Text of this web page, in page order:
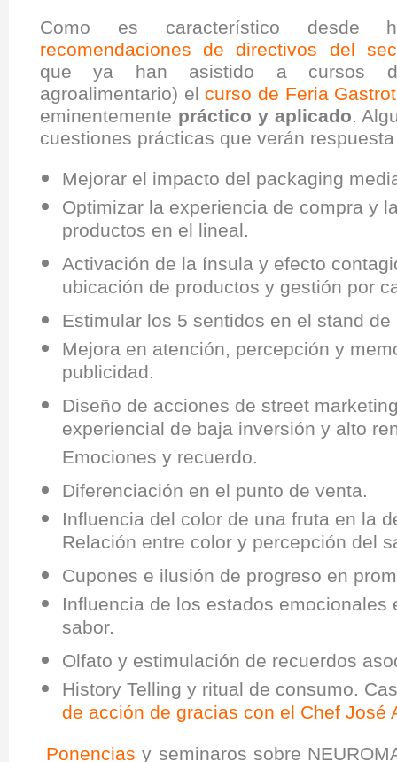
Como es característico desde
recomendaciones de directivos del
que ya han asistido a cursos de
agroalimentario) elcurso de Feria
eminentemente práctico y aplicado.
cuestiones prácticas que verán
Mejorar el impacto del packaging
Optimizar la experiencia de compra y
productos en el lineal.
Activación de la ínsula y efecto
ubicación de productos y gestión por
Estimular los 5 sentidos en el stand
Mejora en atención, percepción y
publicidad.
Diseño de acciones de street
experiencial de baja inversión y alto
Emociones y recuerdo.
Diferenciación en el punto de venta.
Influencia del color de una fruta en la
Relación entre color y percepción del
Cupones e ilusión de progreso en
Influencia de los estados emocionales
sabor.
Olfato y estimulación de recuerdos
History Telling y ritual de consumo.
de acción de gracias con el Chef José
Ponencias y seminaros sobre